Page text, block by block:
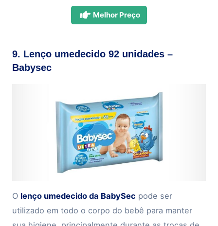
Melhor Preço
9. Lenço umedecido 92 unidades –
Babysec
O lenço umedecido da BabySec pode ser
utilizado em todo o corpo do bebê para manter